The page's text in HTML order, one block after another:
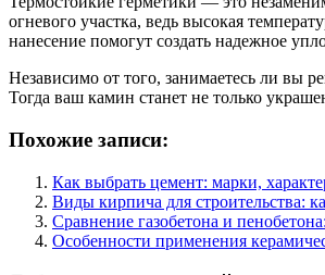
огневого участка, ведь высокая
нанесение помогут создать надежное
Независимо от того, занимаетесь ли вы
Тогда ваш камин станет не только
Похожие записи:
Как выбрать цемент: марки,
Виды кирпича для строительства:
Сравнение газобетона и
Особенности применения